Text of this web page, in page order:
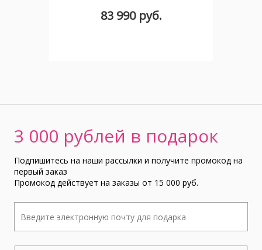
83 990 руб.
3 000 рублей в подарок
Подпишитесь на наши рассылки и получите промокод на
первый заказ
Промокод действует на заказы от 15 000 руб.